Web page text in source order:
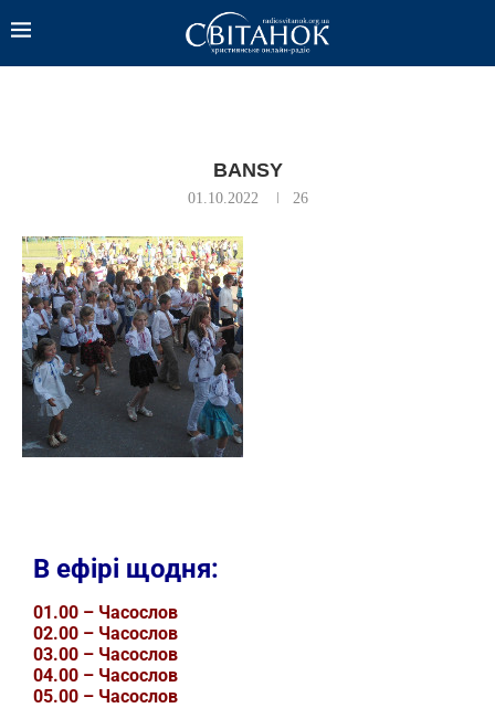
BANSY
01.10.2022 26
В ефірі щодня:
01.00 – Часослов
02.00 – Часослов
03.00 – Часослов
04.00 – Часослов
05.00 – Часослов